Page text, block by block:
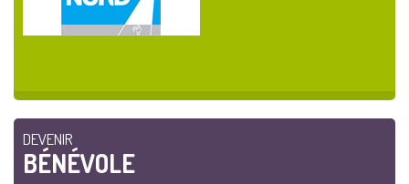
DEVENIR
BÉNÉVOLE